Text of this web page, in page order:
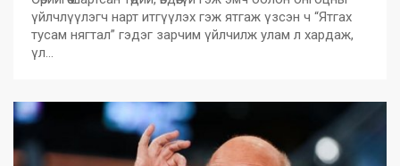
үйлчлүүлэгч нарт итгүүлэх гэж ятгаж үзсэн ч “Ятгах
тусам нягтал” гэдэг зарчим үйлчилж улам л хардаж,
үл…